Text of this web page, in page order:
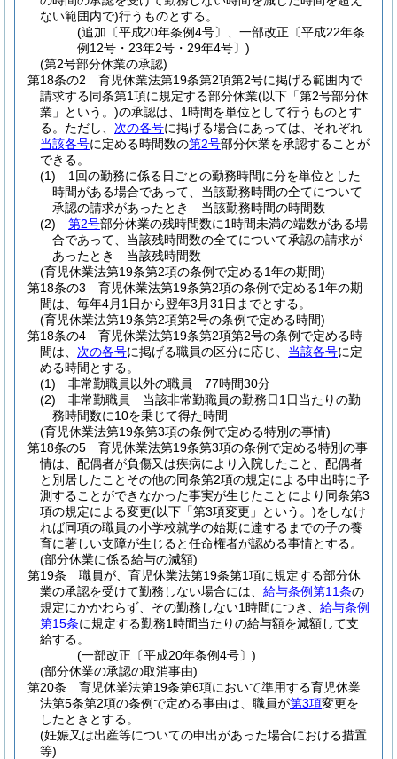
ない範囲内で)行うものとする。
(追加〔平成20年条例4号〕、一部改正〔平成22年条
例12号・23年2号・29年4号〕)
(第2号部分休業の承認)
第18条の2
育児休業法第19条第2項第2号に掲げる範囲内で
請求する同条第1項に規定する部分休業(以下「第2号部分休
業」という。)の承認は、1時間を単位として行うものとす
る。 ただし、 次の各号に掲げる場合にあっては、それぞれ
当該各号に定める時間数の第2号部分休業を承認することが
できる。
(1)
1回の勤務に係る日ごとの勤務時間に分を単位とした
時間がある場合であって、当該勤務時間の全てについて
承認の請求があったとき 当該勤務時間の時間数
(2)
第2号部分休業の残時間数に1時間未満の端数がある場
合であって、当該残時間数の全てについて承認の請求が
あったとき 当該残時間数
(育児休業法第19条第2項の条例で定める1年の期間)
第18条の3
育児休業法第19条第2項の条例で定める1年の期
間は、毎年4月1日から翌年3月31日までとする。
(育児休業法第19条第2項第2号の条例で定める時間)
第18条の4
育児休業法第19条第2項第2号の条例で定める時
間は、 次の各号に掲げる職員の区分に応じ、 当該各号に定
める時間とする。
(1)
非常勤職員以外の職員 77時間30分
(2)
非常勤職員 当該非常勤職員の勤務日1日当たりの勤
務時間数に10を乗じて得た時間
(育児休業法第19条第3項の条例で定める特別の事情)
第18条の5
育児休業法第19条第3項の条例で定める特別の事
情は、配偶者が負傷又は疾病により入院したこと、配偶者
と別居したことその他の同条第2項の規定による申出時に予
測することができなかった事実が生じたことにより同条第3
項の規定による変更(以下「第3項変更」という。)をしなけ
れば同項の職員の小学校就学の始期に達するまでの子の養
育に著しい支障が生じると任命権者が認める事情とする。
(部分休業に係る給与の減額)
第19条
職員が、育児休業法第19条第1項に規定する部分休
業の承認を受けて勤務しない場合には、 給与条例第11条の
規定にかかわらず、その勤務しない1時間につき、 給与条例
第15条に規定する勤務1時間当たりの給与額を減額して支
給する。
(一部改正〔平成20年条例4号〕)
(部分休業の承認の取消事由)
第20条
育児休業法第19条第6項において準用する育児休業
法第5条第2項の条例で定める事由は、職員が第3項変更を
したときとする。
(妊娠又は出産等についての申出があった場合における措置
等)